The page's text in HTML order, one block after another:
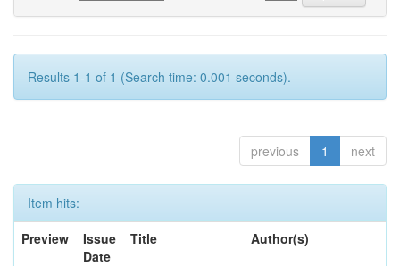
Results 1-1 of 1 (Search time: 0.001 seconds).
previous 1 next
Item hits:
Preview
Issue
Date
Title Author(s)